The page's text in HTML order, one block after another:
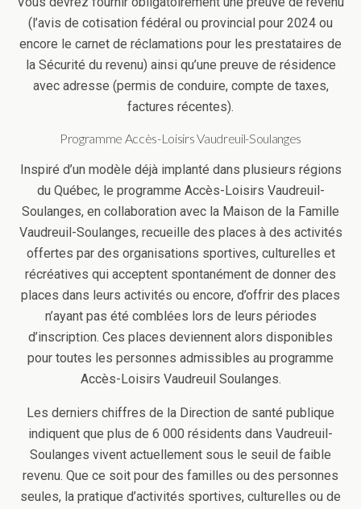
(l’avis de cotisation fédéral ou provincial pour 2024 ou
encore le carnet de réclamations pour les prestataires de
la Sécurité du revenu) ainsi qu’une preuve de résidence
avec adresse (permis de conduire, compte de taxes,
factures récentes).
Programme Accès-Loisirs Vaudreuil-Soulanges
Inspiré d’un modèle déjà implanté dans plusieurs régions
du Québec, le programme Accès-Loisirs Vaudreuil-
Soulanges, en collaboration avec la Maison de la Famille
Vaudreuil-Soulanges, recueille des places à des activités
offertes par des organisations sportives, culturelles et
récréatives qui acceptent spontanément de donner des
places dans leurs activités ou encore, d’offrir des places
n’ayant pas été comblées lors de leurs périodes
d’inscription. Ces places deviennent alors disponibles
pour toutes les personnes admissibles au programme
Accès-Loisirs Vaudreuil Soulanges.
Les derniers chiffres de la Direction de santé publique
indiquent que plus de 6 000 résidents dans Vaudreuil-
Soulanges vivent actuellement sous le seuil de faible
revenu. Que ce soit pour des familles ou des personnes
seules, la pratique d’activités sportives, culturelles ou de